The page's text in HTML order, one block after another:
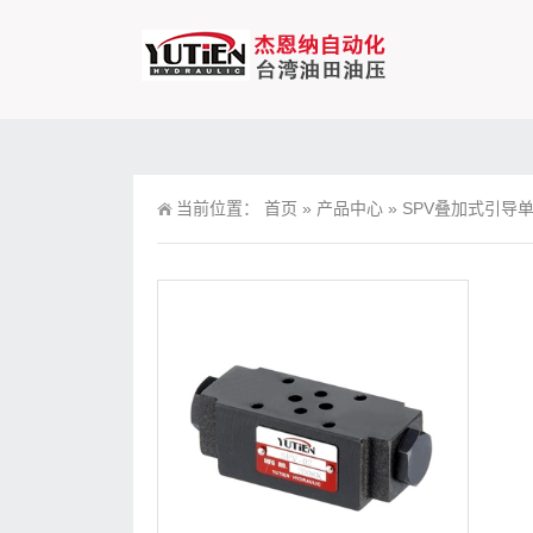
当前位置： 首页 » 产品中心 » SPV叠加式引导